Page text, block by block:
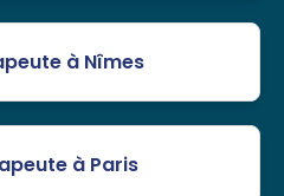
à Nîmes
à Paris